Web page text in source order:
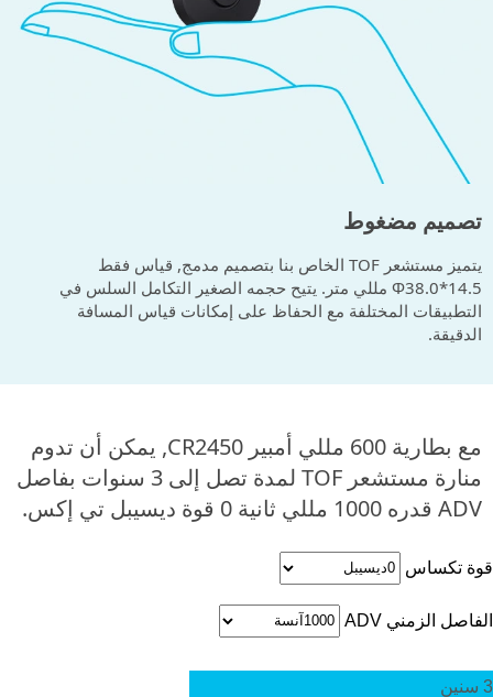
تصميم مضغوط
يتميز مستشعر TOF الخاص بنا بتصميم مدمج, قياس فقط
Φ38.0*14.5 مللي متر. يتيح حجمه الصغير التكامل السلس في
التطبيقات المختلفة مع الحفاظ على إمكانات قياس المسافة
الدقيقة.
مع بطارية 600 مللي أمبير CR2450, يمكن أن تدوم
منارة مستشعر TOF لمدة تصل إلى 3 سنوات بفاصل
ADV قدره 1000 مللي ثانية 0 قوة ديسيبل تي إكس.
قوة تكساس
الفاصل الزمني ADV
3 سنين